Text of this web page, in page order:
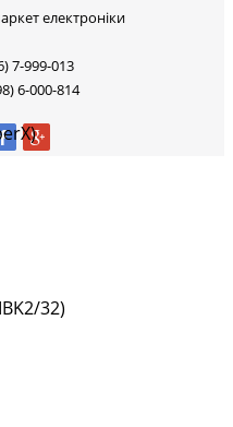
електроніки
999-013
6-000-814